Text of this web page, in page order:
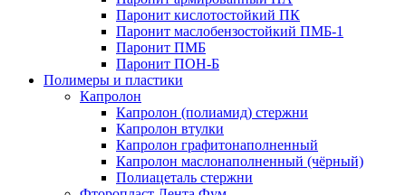
Паронит кислотостойкий ПК
Паронит маслобензостойкий ПМБ-1
Паронит ПМБ
Паронит ПОН-Б
Полимеры и пластики
Капролон
Капролон (полиамид) стержни
Капролон втулки
Капролон графитонаполненный
Капролон маслонаполненный (чёрный)
Полиацеталь стержни